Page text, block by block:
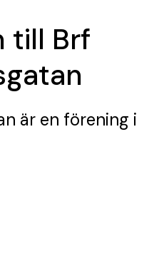
till Brf
är en förening i